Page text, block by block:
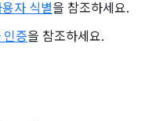
용자 식별을 참조하세요.
증을 참조하세요.